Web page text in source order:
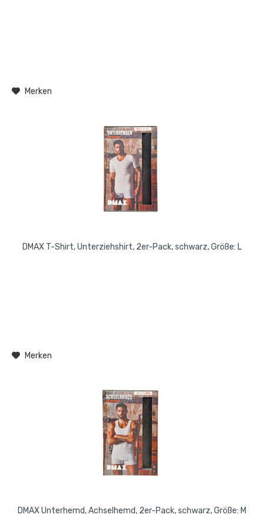
Merken
DMAX T-Shirt, Unterziehshirt, 2er-Pack, schwarz, Größe: L
Merken
DMAX Unterhemd, Achselhemd, 2er-Pack, schwarz, Größe: M